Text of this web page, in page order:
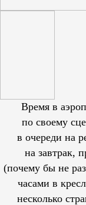
Время в
по своему
в очереди на
на завтрак,
(почему бы не
часами в
несколько